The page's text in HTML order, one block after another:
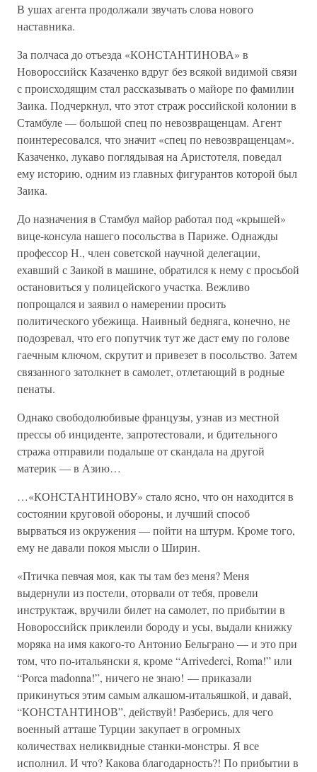
В ушах агента продолжали звучать слова нового
наставника.
За полчаса до отъезда «КОНСТАНТИНОВА» в
Новороссийск Казаченко вдруг без всякой видимой связи
с происходящим стал рассказывать о майоре по фамилии
Заика. Подчеркнул, что этот страж российской колонии в
Стамбуле — большой спец по невозвращенцам. Агент
поинтересовался, что значит «спец по невозвращенцам».
Казаченко, лукаво поглядывая на Аристотеля, поведал
ему историю, одним из главных фигурантов которой был
Заика.
До назначения в Стамбул майор работал под «крышей»
вице-консула нашего посольства в Париже. Однажды
профессор Н., член советской научной делегации,
ехавший с Заикой в машине, обратился к нему с просьбой
остановиться у полицейского участка. Вежливо
попрощался и заявил о намерении просить
политического убежища. Наивный бедняга, конечно, не
подозревал, что его попутчик тут же даст ему по голове
гаечным ключом, скрутит и привезет в посольство. Затем
связанного затолкнет в самолет, отлетающий в родные
пенаты.
Однако свободолюбивые французы, узнав из местной
прессы об инциденте, запротестовали, и бдительного
стража отправили подальше от скандала на другой
материк — в Азию…
…«КОНСТАНТИНОВУ» стало ясно, что он находится в
состоянии круговой обороны, и лучший способ
вырваться из окружения — пойти на штурм. Кроме того,
ему не давали покоя мысли о Ширин.
«Птичка певчая моя, как ты там без меня? Меня
выдернули из постели, оторвали от тебя, провели
инструктаж, вручили билет на самолет, по прибытии в
Новороссийск приклеили бороду и усы, выдали книжку
моряка на имя какого-то Антонио Бельграно — и это при
том, что по-итальянски я, кроме “Arrivederci, Roma!” или
“Porca madonna!”, ничего не знаю! — приказали
прикинуться этим самым алкашом-итальяшкой, и давай,
“КОНСТАНТИНОВ”, действуй! Разберись, для чего
военный атташе Турции закупает в огромных
количествах неликвидные станки-монстры. Я все
исполнил. И что? Какова благодарность?! По прибытии в